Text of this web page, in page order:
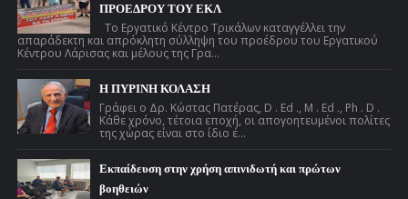
ΠΡΟΕΔΡΟΥ ΤΟΥ ΕΚΛ
Το Εργατικό Κέντρο Τρικάλων καταγγέλλει την
απαράδεκτη και απρόκλητη σύλληψη του προέδρου του Εργατικού
Κέντρου Λάρισας και μέλους της Γρα...
Η ΠΥΡΙΝΗ ΚΟΛΑΣΗ
Γράφει ο Δρ. Κώστας Πατέρας, D . Ed ., M . Ed ., Ph . D .
Κάθε χρόνο, τέτοια εποχή, οι απογοητευμένοι πολίτες
της χώρας είναι στο ίδιο έ...
Εκπαίδευση στην χρήση απινιδωτή και πρώτων
βοηθειών